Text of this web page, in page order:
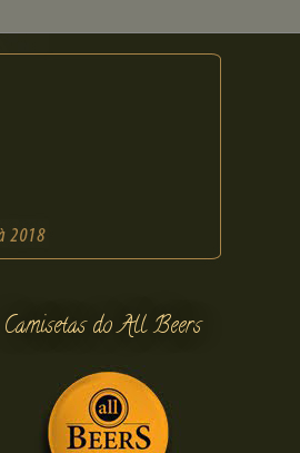
Camisetas do All Beers